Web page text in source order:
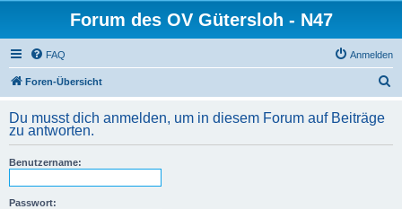
Forum des OV Gütersloh - N47
FAQ Anmelden
Foren-Übersicht
h
Du musst dich anmelden, um in diesem Forum auf Beiträge
zu antworten.
Benutzername:
Passwort: